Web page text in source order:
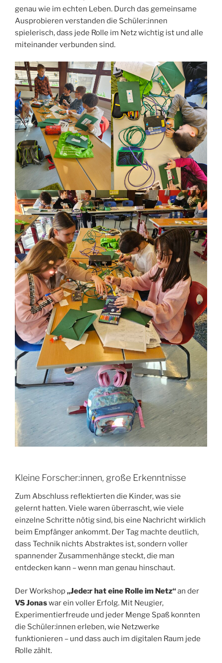
genau wie im echten Leben. Durch das gemeinsame
Ausprobieren verstanden die Schüler:innen
spielerisch, dass jede Rolle im Netz wichtig ist und alle
miteinander verbunden sind.
Kleine Forscher:innen, große Erkenntnisse
Zum Abschluss reflektierten die Kinder, was sie
gelernt hatten. Viele waren überrascht, wie viele
einzelne Schritte nötig sind, bis eine Nachricht wirklich
beim Empfänger ankommt. Der Tag machte deutlich,
dass Technik nichts Abstraktes ist, sondern voller
spannender Zusammenhänge steckt, die man
entdecken kann – wenn man genau hinschaut.
Der Workshop„Jede:r hat eine Rolle im Netz“an der
VS Jonaswar ein voller Erfolg. Mit Neugier,
Experimentierfreude und jeder Menge Spaß konnten
die Schüler:innen erleben, wie Netzwerke
funktionieren – und dass auch im digitalen Raum jede
Rolle zählt.